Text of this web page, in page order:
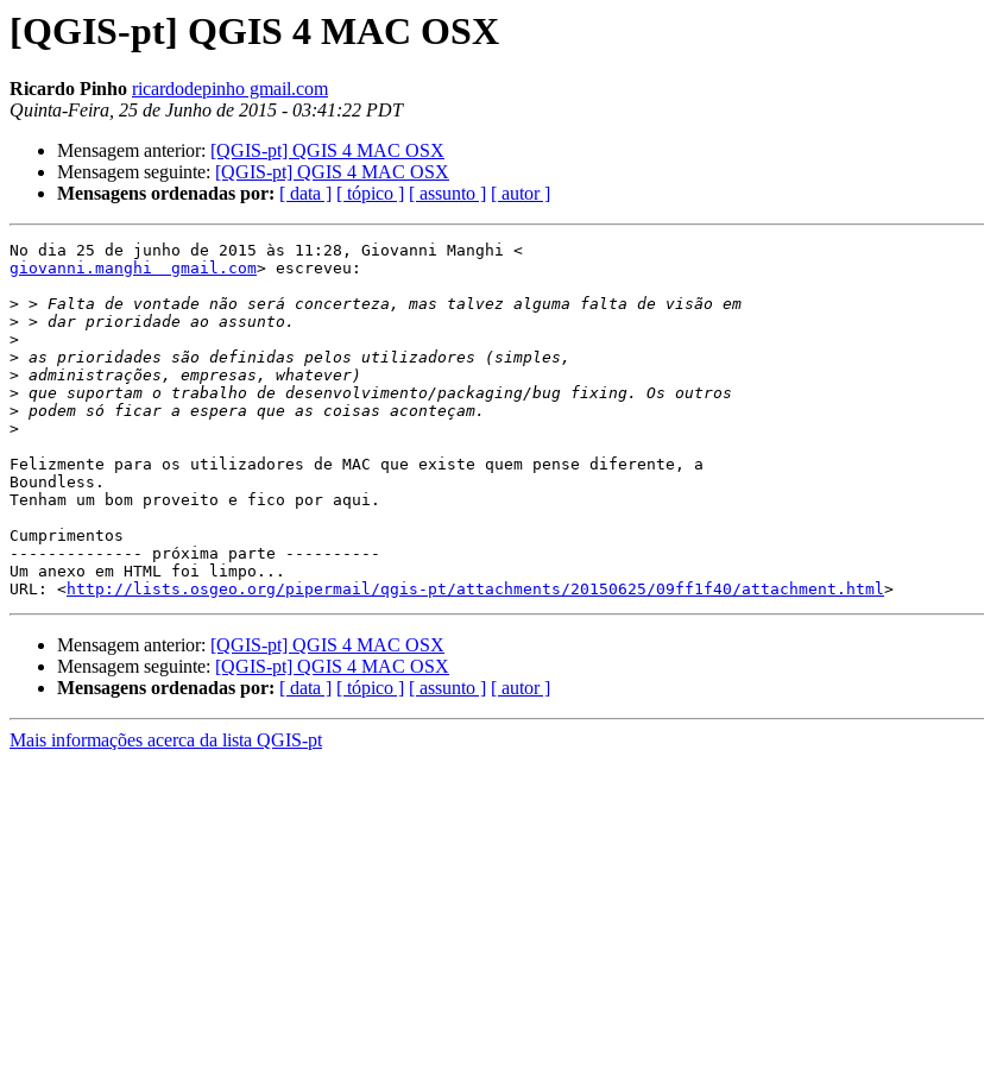
[QGIS-pt] QGIS 4 MAC OSX
Ricardo Pinho ricardodepinho gmail.com
Quinta-Feira, 25 de Junho de 2015 - 03:41:22 PDT
Mensagem anterior: [QGIS-pt] QGIS 4 MAC OSX
Mensagem seguinte: [QGIS-pt] QGIS 4 MAC OSX
Mensagens ordenadas por: [ data ] [ tópico ] [ assunto ] [ autor ]
giovanni.manghi  gmail.com> escreveu:
>
>
>
>
>
>
>
>
Felizmente para os utilizadores de MAC que existe quem pense diferente, a
Boundless.
Tenham um bom proveito e fico por aqui.
Cumprimentos
-------------- próxima parte ----------
Um anexo em HTML foi limpo...
URL: <http://lists.osgeo.org/pipermail/qgis-pt/attachments/20150625/09ff1f40/attachment.html
Mensagem anterior: [QGIS-pt] QGIS 4 MAC OSX
Mensagem seguinte: [QGIS-pt] QGIS 4 MAC OSX
Mensagens ordenadas por: [ data ] [ tópico ] [ assunto ] [ autor ]
Mais informações acerca da lista QGIS-pt